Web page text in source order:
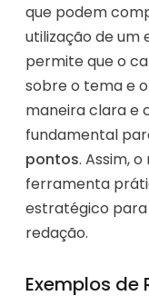
que podem
utilização de um
permite que o
sobre o tema e
maneira clara e
fundamental
pontos. Assim,
ferramenta
estratégico
redação.
Exemplos de